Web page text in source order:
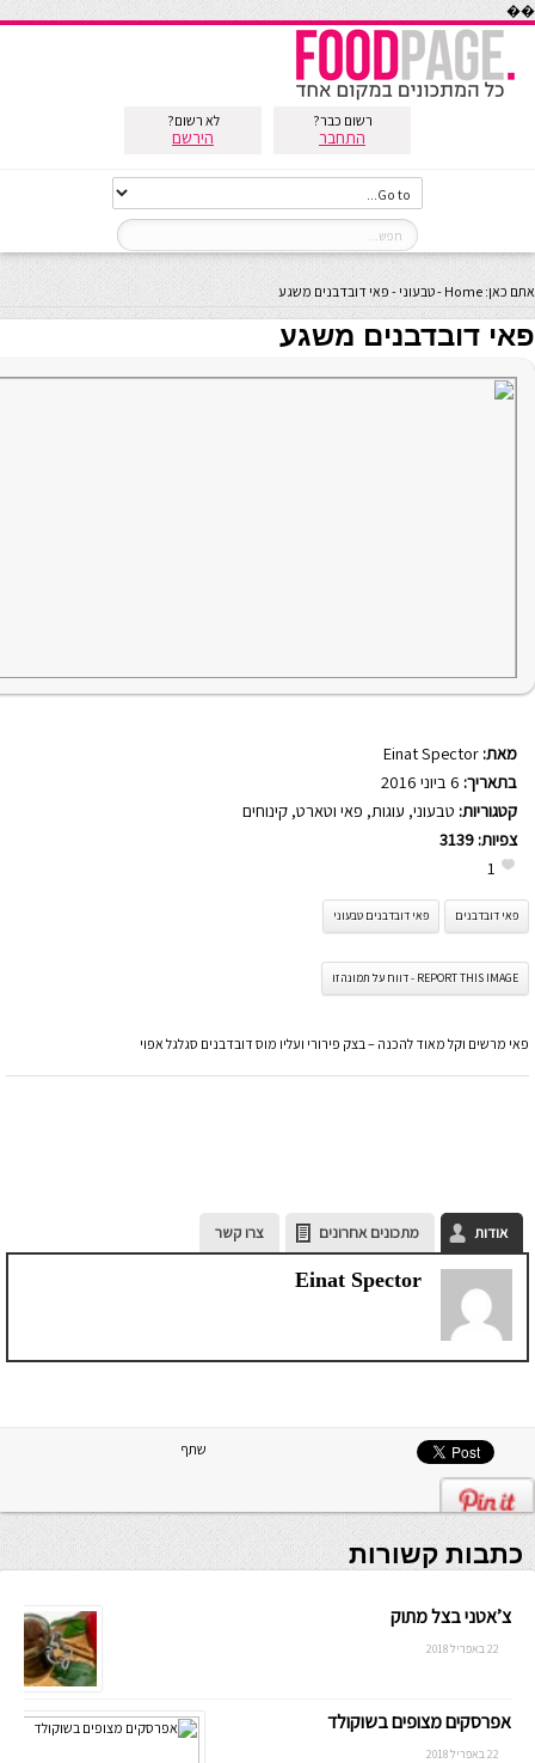
��
רשום כבר?
התחבר
לא רשום?
הירשם
אתם כאן: Home
-טבעוני - פאי דובדבנים משגע
פאי דובדבנים משגע
מאת: Einat Spector
בתאריך:
קטגוריות: טבעוני, עוגות, פאי וטארט, קינוחים
צפיות: 3139
1
פאי דובדבנים פאי דובדבנים טבעוני
REPORT THIS IMAGE - דווח על תמונה זו
פאי מרשים וקל מאוד להכנה – בצק פירורי ועליו מוס דובדבנים סגלגל אפוי
אודות מתכונים אחרונים צרו קשר
Einat Spector
שתף
כתבות קשורות
צ’אטני בצל מתוק
22 באפריל 2018
אפרסקים מצופים בשוקולד
22 באפריל 2018